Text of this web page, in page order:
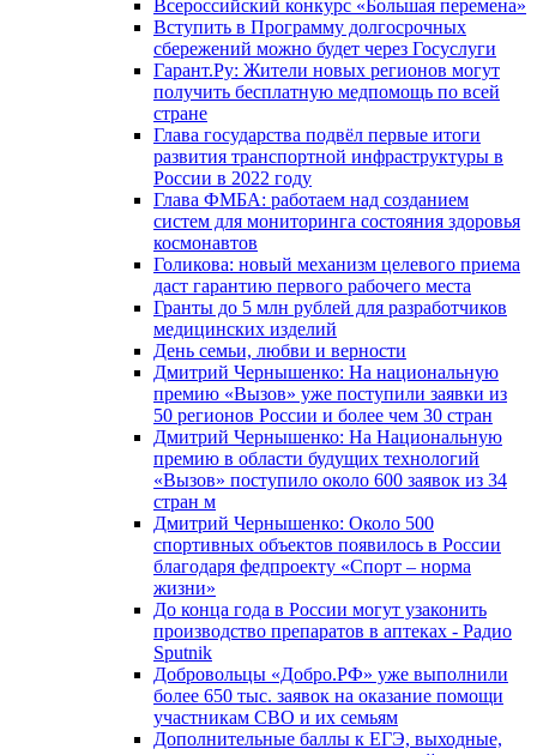
Всероссийский конкурс «Большая перемена»
Вступить в Программу долгосрочных
сбережений можно будет через Госуслуги
Гарант.Ру: Жители новых регионов могут
получить бесплатную медпомощь по всей
стране
Глава государства подвёл первые итоги
развития транспортной инфраструктуры в
России в 2022 году
Глава ФМБА: работаем над созданием
систем для мониторинга состояния здоровья
космонавтов
Голикова: новый механизм целевого приема
даст гарантию первого рабочего места
Гранты до 5 млн рублей для разработчиков
медицинских изделий
День семьи, любви и верности
Дмитрий Чернышенко: На национальную
премию «Вызов» уже поступили заявки из
50 регионов России и более чем 30 стран
Дмитрий Чернышенко: На Национальную
премию в области будущих технологий
«Вызов» поступило около 600 заявок из 34
стран м
Дмитрий Чернышенко: Около 500
спортивных объектов появилось в России
благодаря федпроекту «Спорт – норма
жизни»
До конца года в России могут узаконить
производство препаратов в аптеках - Радио
Sputnik
Добровольцы «Добро.РФ» уже выполнили
более 650 тыс. заявок на оказание помощи
участникам СВО и их семьям
Дополнительные баллы к ЕГЭ, выходные,